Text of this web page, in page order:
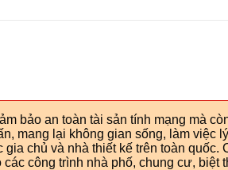
bảo an toàn tài sản tính mạng mà
mang lại không gian sống, làm việc
chủ và nhà thiết kế trên toàn quốc.
công trình nhà phố, chung cư, biệt